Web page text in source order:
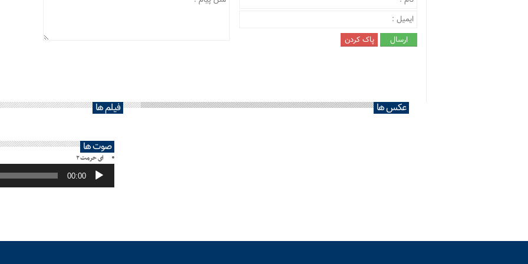
عکس ها فیلم ها
صوت ها
ای حرمت ۲
پخش‌کننده
صوت 00:00